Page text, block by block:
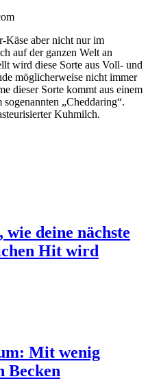
Käse aber nicht nur im
auf der ganzen Welt an
wird diese Sorte aus Voll- und
möglicherweise nicht immer
dieser Sorte kommt aus einem
„Cheddaring“.
Kuhmilch.
deine nächste
Hit wird
Mit wenig
Becken